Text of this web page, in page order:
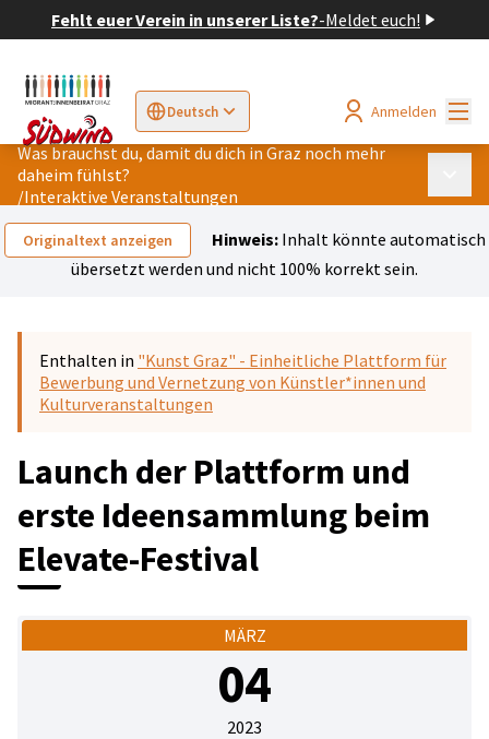
Fehlt euer Verein in unserer Liste?-Meldet euch!
Deutsch
Sprache wählen Choose languageElegir el idioma
Anmelden
Was brauchst du, damit du dich in Graz noch mehr
daheim fühlst?
/Interaktive Veranstaltungen
Originaltext anzeigen Hinweis:Inhalt könnte automatisch
übersetzt werden und nicht 100% korrekt sein.
Enthalten in "Kunst Graz" - Einheitliche Plattform für
Bewerbung und Vernetzung von Künstler*innen und
Kulturveranstaltungen
Launch der Plattform und
erste Ideensammlung beim
Elevate-Festival
MÄRZ
04
2023